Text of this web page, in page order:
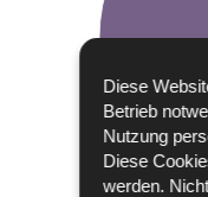
Diese
Betrieb
Nutzung
Diese
werden.